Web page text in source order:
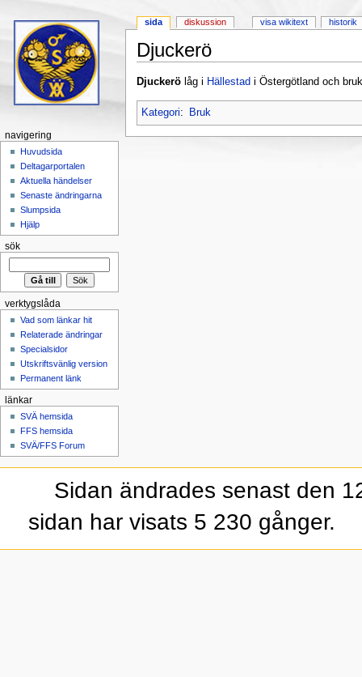
Djuckerö
Djuckerölåg i Hällestad i Östergötland och
Kategori: Bruk
sida diskussion visa wikitext historik
navigering
Huvudsida
Deltagarportalen
Aktuella händelser
Senaste ändringarna
Slumpsida
Hjälp
sök
verktygslåda
Vad som länkar hit
Relaterade ändringar
Specialsidor
Utskriftsvänlig version
Permanent länk
länkar
SVÄ hemsida
FFS hemsida
SVÄ/FFS Forum
Sidan ändrades senast den
sidan har visats 5 230 gånger.